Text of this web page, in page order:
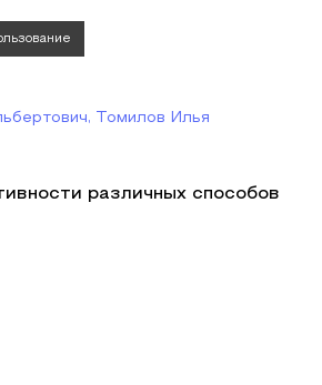
Томилов Илья
различных способов